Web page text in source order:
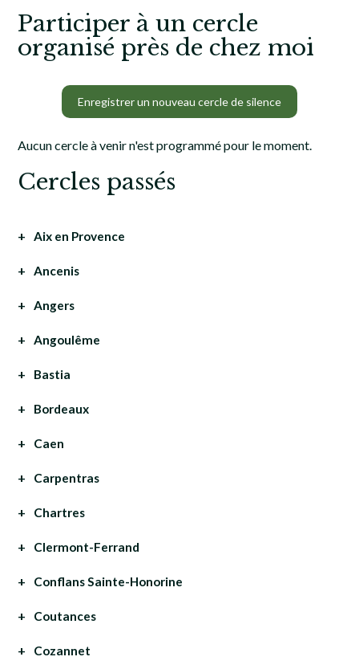
Participer à un cercle
organisé près de chez moi
Enregistrer un nouveau cercle de silence
Aucun cercle à venir n'est programmé pour le moment.
Cercles passés
Aix en Provence
Ancenis
Angers
Angoulême
Bastia
Bordeaux
Caen
Carpentras
Chartres
Clermont-Ferrand
Conflans Sainte-Honorine
Coutances
Cozannet